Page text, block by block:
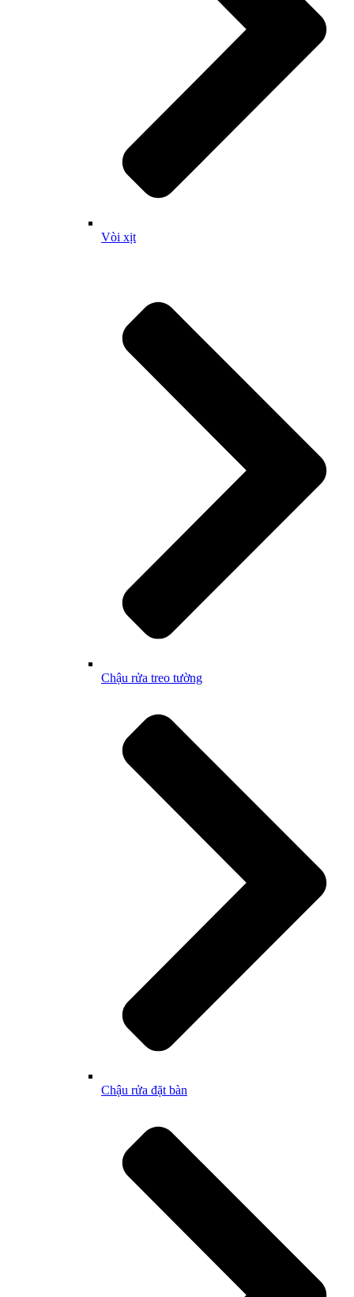
Vòi xịt
Chậu rửa treo tường
Chậu rửa đặt bàn